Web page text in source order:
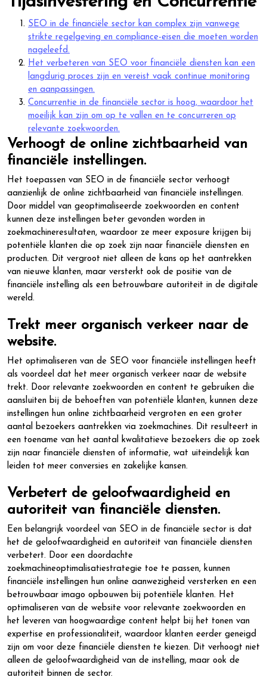
SEO in de financiële sector kan complex zijn vanwege
strikte regelgeving en compliance-eisen die moeten worden
nageleefd.
Het verbeteren van SEO voor financiële diensten kan een
langdurig proces zijn en vereist vaak continue monitoring
en aanpassingen.
Concurrentie in de financiële sector is hoog, waardoor het
moeilijk kan zijn om op te vallen en te concurreren op
relevante zoekwoorden.
Verhoogt de online zichtbaarheid van
financiële instellingen.
Het toepassen van SEO in de financiële sector verhoogt
aanzienlijk de online zichtbaarheid van financiële instellingen.
Door middel van geoptimaliseerde zoekwoorden en content
kunnen deze instellingen beter gevonden worden in
zoekmachineresultaten, waardoor ze meer exposure krijgen bij
potentiële klanten die op zoek zijn naar financiële diensten en
producten. Dit vergroot niet alleen de kans op het aantrekken
van nieuwe klanten, maar versterkt ook de positie van de
financiële instelling als een betrouwbare autoriteit in de digitale
wereld.
Trekt meer organisch verkeer naar de
website.
Het optimaliseren van de SEO voor financiële instellingen heeft
als voordeel dat het meer organisch verkeer naar de website
trekt. Door relevante zoekwoorden en content te gebruiken die
aansluiten bij de behoeften van potentiële klanten, kunnen deze
instellingen hun online zichtbaarheid vergroten en een groter
aantal bezoekers aantrekken via zoekmachines. Dit resulteert in
een toename van het aantal kwalitatieve bezoekers die op zoek
zijn naar financiële diensten of informatie, wat uiteindelijk kan
leiden tot meer conversies en zakelijke kansen.
Verbetert de geloofwaardigheid en
autoriteit van financiële diensten.
Een belangrijk voordeel van SEO in de financiële sector is dat
het de geloofwaardigheid en autoriteit van financiële diensten
verbetert. Door een doordachte
zoekmachineoptimalisatiestrategie toe te passen, kunnen
financiële instellingen hun online aanwezigheid versterken en een
betrouwbaar imago opbouwen bij potentiële klanten. Het
optimaliseren van de website voor relevante zoekwoorden en
het leveren van hoogwaardige content helpt bij het tonen van
expertise en professionaliteit, waardoor klanten eerder geneigd
zijn om voor deze financiële diensten te kiezen. Dit verhoogt niet
alleen de geloofwaardigheid van de instelling, maar ook de
autoriteit binnen de sector.